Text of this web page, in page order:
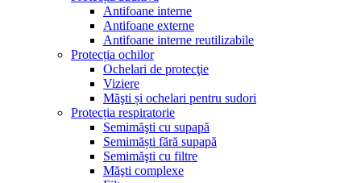
Antifoane interne
Antifoane externe
Antifoane interne reutilizabile
Protecția ochilor
Ochelari de protecţie
Viziere
Măşti și ochelari pentru sudori
Protecția respiratorie
Semimăşti cu supapă
Semimăști fără supapă
Semimăşti cu filtre
Măşti complexe